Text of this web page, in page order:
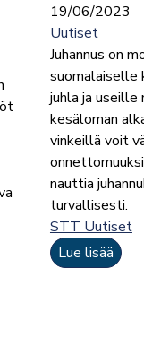
19/06/2023
Uutiset
Juhannus on
suomalaiselle
juhla ja useille
kesäloman
vinkeillä voit
nauttia
turvallisesti.
STT Uutiset
Lue lisää